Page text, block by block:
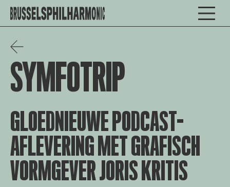
SYMFOTRIP
GLOEDNIEUWE PODCAST-
AFLEVERING MET GRAFISCH
VORMGEVER JORIS KRITIS